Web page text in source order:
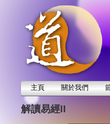
主頁 關於我們
解讀易經II